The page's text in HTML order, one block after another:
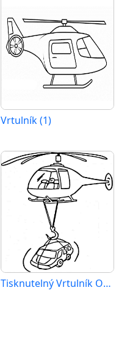
Vrtulník (1)
Tisknutelný Vrtulník Obrázek pro Děti